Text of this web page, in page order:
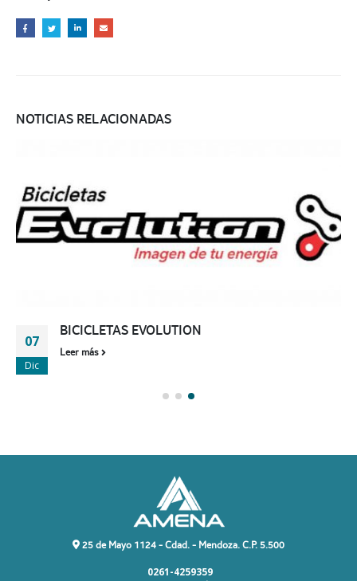
NOTICIAS RELACIONADAS
07
Dic
BICICLETAS EVOLUTION
Leer más
25 de Mayo 1124 - Cdad. - Mendoza. C.P. 5.500
0261-4259359